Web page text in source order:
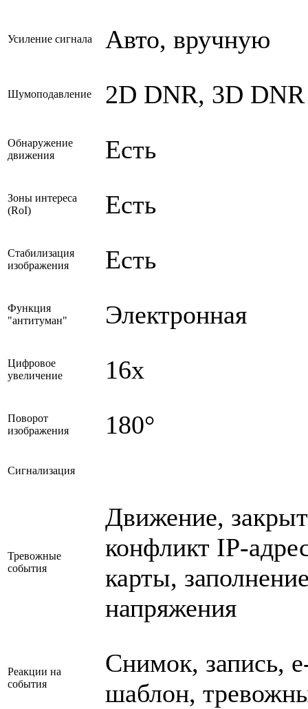
Усиление сигнала Авто, вручную
Шумоподавление 2D DNR, 3D DNR
Обнаружение
движения
Есть
Зоны интереса
(RoI)
Есть
Стабилизация
изображения
Есть
Функция
"антитуман"
Электронная
Цифровое
увеличение
16x
Поворот
изображения
180°
Сигнализация
Тревожные
события
Движение,
конфликт IP-
карты,
напряжения
Реакции на
события
Снимок, запись,
шаблон,